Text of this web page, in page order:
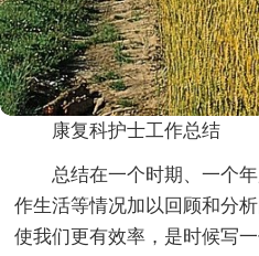
康复科护士工作总结
总结在一个时期、一个
作生活等情况加以回顾和分
使我们更有效率，是时候写